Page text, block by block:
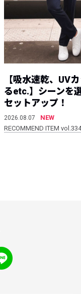
【吸水速乾、UV
るetc.】シーンを
セットアップ！
2026.08.07
NEW
RECOMMEND ITEM vol.334